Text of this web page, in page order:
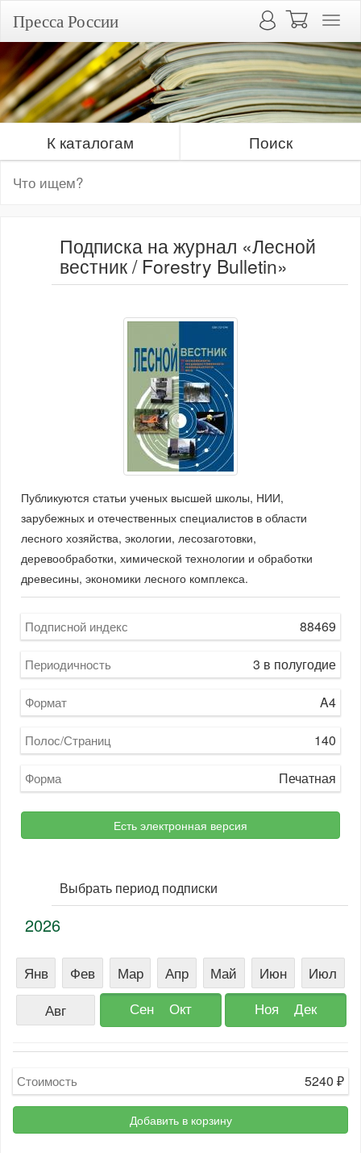
Пресса России
К каталогам Поиск
Подписка на журнал «Лесной
вестник / Forestry Bulletin»
Публикуются статьи ученых высшей школы, НИИ,
зарубежных и отечественных специалистов в области
лесного хозяйства, экологии, лесозаготовки,
деревообработки, химической технологии и обработки
древесины, экономики лесного комплекса.
Подписной индекс 88469
Периодичность 3 в полугодие
Формат A4
Полос/Страниц 140
Форма Печатная
Есть электронная версия
Выбрать период подписки
2026
Янв Фев Мар Апр Май Июн
Июл
Авг
Сен Окт Ноя Дек
Стоимость 5240 ₽
Добавить в корзину